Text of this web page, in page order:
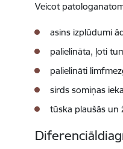
Veicot
asins izplūdumi
palielināta, ļoti
palielināti
sirds somiņas
tūska plaušās un